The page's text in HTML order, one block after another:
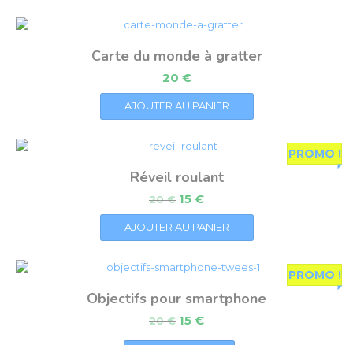
Carte du monde à gratter
20 €
AJOUTER AU PANIER
PROMO !
Réveil roulant
20€ 15 €
AJOUTER AU PANIER
PROMO !
Objectifs pour smartphone
20€ 15 €